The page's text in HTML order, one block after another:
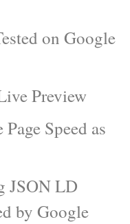
on Google
Preview
Speed as
JSON LD
by Google